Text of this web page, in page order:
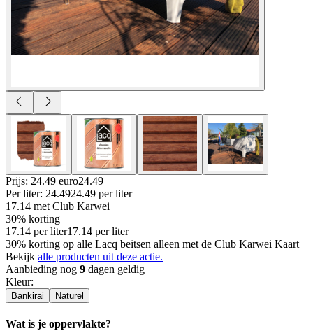
Prijs: 24.49 euro24.49
Per liter: 24.4924.49 per liter
17.14 met Club Karwei
30% korting
17.14 per liter17.14 per liter
30% korting op alle Lacq beitsen alleen met de Club Karwei Kaart
Bekijk alle producten uit deze actie.
Aanbieding nog 9 dagen geldig
Kleur:
Bankirai Naturel
Wat is je oppervlakte?